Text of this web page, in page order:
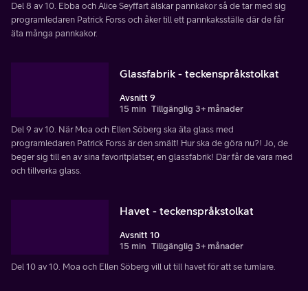
Del 8 av 10. Ebba och Alice Seyffart älskar pannkakor så de tar med sig
programledaren Patrick Forss och åker till ett pannkaksställe där de får
äta många pannkakor.
Glassfabrik - teckenspråkstolkat
Avsnitt 9
15 min Tillgänglig 3+ månader
Del 9 av 10. När Moa och Ellen Söberg ska äta glass med
programledaren Patrick Forss är den smält! Hur ska de göra nu?! Jo, de
beger sig till en av sina favoritplatser, en glassfabrik! Där får de vara med
och tillverka glass.
Havet - teckenspråkstolkat
Avsnitt 10
15 min Tillgänglig 3+ månader
Del 10 av 10. Moa och Ellen Söberg vill ut till havet för att se tumlare.